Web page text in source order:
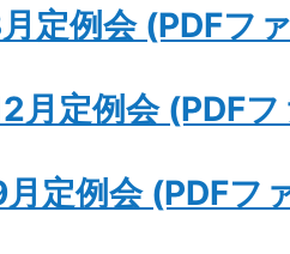
定例会 (PDFフ
月定例会 (PDF
定例会 (PDFフ